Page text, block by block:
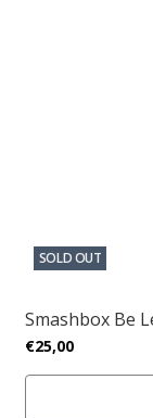
SOLD OUT
Smashbox Be
€25,00